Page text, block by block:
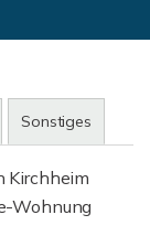
Sonstiges
Kirchheim
Wohnung